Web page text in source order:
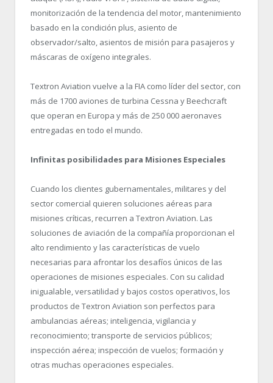
monitorización de la tendencia del motor, mantenimiento
basado en la condición plus, asiento de
observador/salto, asientos de misión para pasajeros y
máscaras de oxígeno integrales.
Textron Aviation vuelve a la FIA como líder del sector, con
más de 1700 aviones de turbina Cessna y Beechcraft
que operan en Europa y más de 250 000 aeronaves
entregadas en todo el mundo.
Infinitas posibilidades para Misiones Especiales
Cuando los clientes gubernamentales, militares y del
sector comercial quieren soluciones aéreas para
misiones críticas, recurren a Textron Aviation. Las
soluciones de aviación de la compañía proporcionan el
alto rendimiento y las características de vuelo
necesarias para afrontar los desafíos únicos de las
operaciones de misiones especiales. Con su calidad
inigualable, versatilidad y bajos costos operativos, los
productos de Textron Aviation son perfectos para
ambulancias aéreas; inteligencia, vigilancia y
reconocimiento; transporte de servicios públicos;
inspección aérea; inspección de vuelos; formación y
otras muchas operaciones especiales.